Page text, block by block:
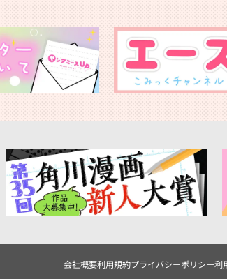
会社概要利用規約プライバシーポリシー利